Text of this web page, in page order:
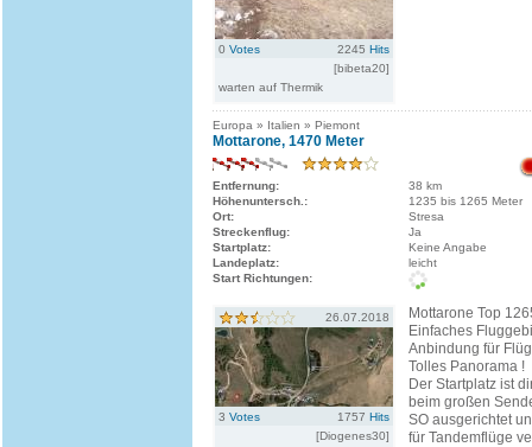
0 Votes 2245 Hits
[bibeta20]
warten auf Thermik
Europa » Italien » Piemont
Mottarone, 1470 Meter
Entfernung:
38 km
Höhenuntersch.:
1235 bis 1265 Meter
Ort:
Stresa
Streckenflug:
Ja
Startplatz:
Keine Angabe
Landeplatz:
leicht
Start Richtungen:
26.07.2018
3 Votes 1757 Hits
[Diogenes30]
Mottarone Top
Einfaches
Anbindung für
Tolles Panorama !
Der Startplatz ist
beim großen
SO ausgerichtet
für Tandemflüge